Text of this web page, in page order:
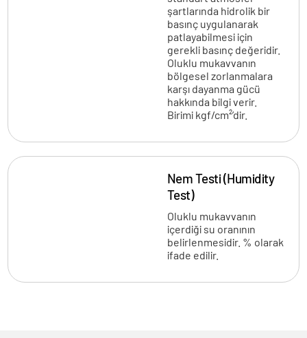
şartlarında hidrolik bir
basınç uygulanarak
patlayabilmesi için
gerekli basınç değeridir.
Oluklu mukavvanın
bölgesel zorlanmalara
karşı dayanma gücü
hakkında bilgi verir.
Birimi kgf/cm²’dir.
Nem Testi (Humidity
Test)
Oluklu mukavvanın
içerdiği su oranının
belirlenmesidir. % olarak
ifade edilir.